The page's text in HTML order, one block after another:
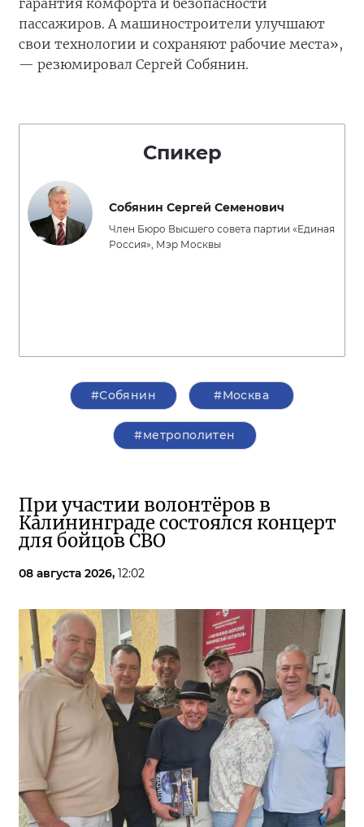
гарантия комфорта и безопасности
пассажиров. А машиностроители улучшают
свои технологии и сохраняют рабочие места»,
— резюмировал Сергей Собянин.
Спикер
Собянин Сергей Семенович
Член Бюро Высшего совета партии «Единая
Россия», Мэр Москвы
#Собянин #Москва
#метрополитен
При участии волонтёров в
Калининграде состоялся концерт
для бойцов СВО
08 августа 2026, 12:02